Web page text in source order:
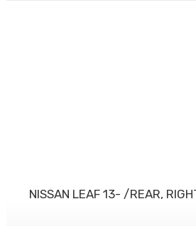
NISSAN LEAF 13- /REAR,